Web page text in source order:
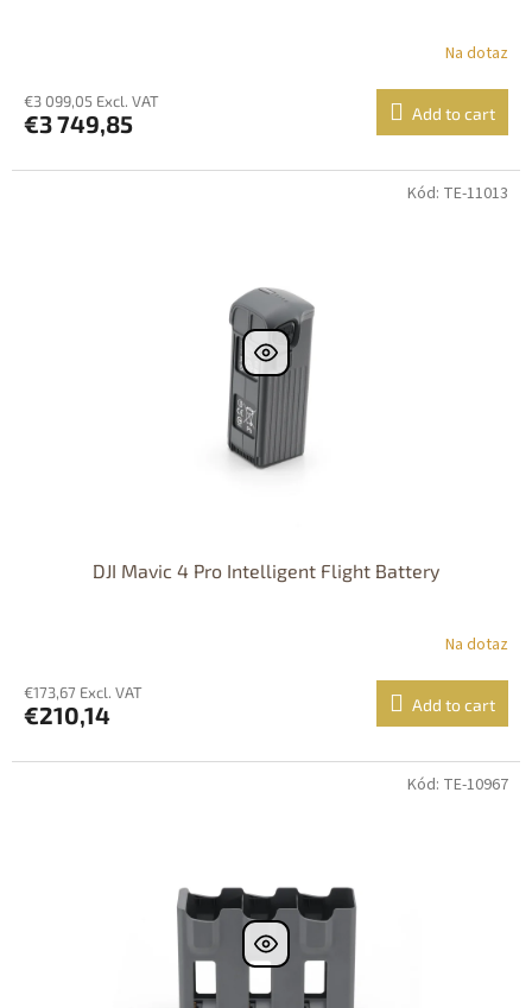
Na dotaz
€3 099,05 Excl. VAT
€3 749,85 Add to cart
DJI Mavic 4 Pro Intelligent Flight Battery
Na dotaz
€173,67 Excl. VAT
€210,14 Add to cart
Kód: TE-11013
Kód: TE-10967